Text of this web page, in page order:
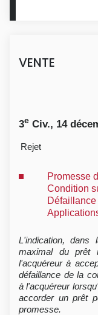
VENTE
3e Civ., 14
Rejet
Promesse
Condition
L'indication, dans
maximal du prêt
l'acquéreur à
défaillance de la
à l'acquéreur
accorder un prêt
promesse.